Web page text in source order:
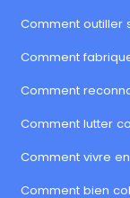
Comment outiller
Comment
Comment
Comment lutter
Comment vivre
Comment bien